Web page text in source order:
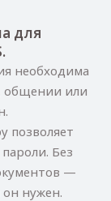
для
необходима
общении или
позволяет
Без
—
нужен.